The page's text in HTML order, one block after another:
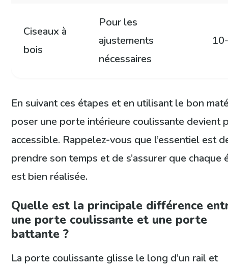
Ciseaux à
bois
Pour les
ajustements
nécessaires
En suivant ces étapes et en utilisant le bon
poser une porte intérieure coulissante devient
accessible. Rappelez-vous que l’essentiel est
prendre son temps et de s’assurer que chaque
est bien réalisée.
Quelle est la principale différence
une porte coulissante et une porte
battante ?
La porte coulissante glisse le long d’un rail et